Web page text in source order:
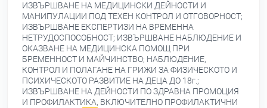
ИЗВЪРШВАНЕ НА МЕДИЦИНСКИ ДЕЙНОСТИ И
МАНИПУЛАЦИИ ПОД ТЕХЕН КОНТРОЛ И ОТГОВОРНОСТ;
ИЗВЪРШВАНЕ ЕКСПЕРТИЗИ НА ВРЕМЕННА
НЕТРУДОСПОСОБНОСТ; ИЗВЪРШВАНЕ НАБЛЮДЕНИЕ И
ОКАЗВАНЕ НА МЕДИЦИНСКА ПОМОЩ ПРИ
БРЕМЕННОСТ И МАЙЧИНСТВО; НАБЛЮДЕНИЕ,
КОНТРОЛ И ПОЛАГАНЕ НА ГРИЖИ ЗА ФИЗИЧЕСКОТО И
ПСИХИЧЕСКОТО РАЗВИТИЕ НА ДЕЦА ДО 18г.;
ИЗВЪРШВАНЕ НА ДЕЙНОСТИ ПО ЗДРАВНА ПРОМОЦИЯ
И ПРОФИЛАКТИКА, ВКЛЮЧИТЕЛНО ПРОФИЛАКТИЧНИ